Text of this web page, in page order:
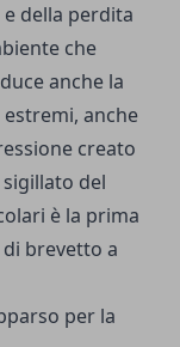
della perdita
che
anche la
anche
creato
del
è la prima
brevetto a
per la